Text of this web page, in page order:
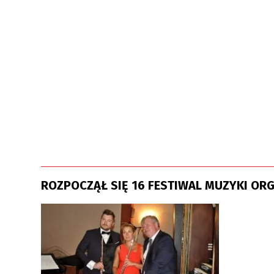
ROZPOCZĄŁ SIĘ 16 FESTIWAL MUZYKI